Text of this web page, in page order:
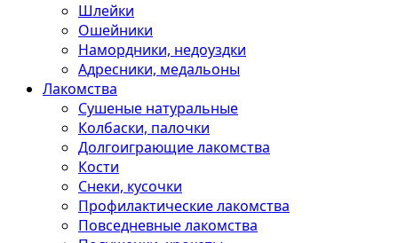
Шлейки
Ошейники
Намордники, недоуздки
Адресники, медальоны
Лакомства
Сушеные натуральные
Колбаски, палочки
Долгоиграющие лакомства
Кости
Снеки, кусочки
Профилактические лакомства
Повседневные лакомства